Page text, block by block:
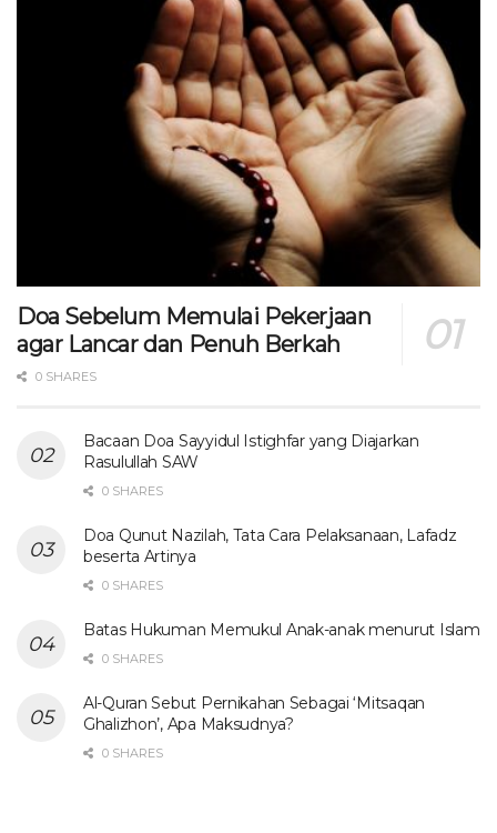
Doa Sebelum Memulai Pekerjaan
agar Lancar dan Penuh Berkah
0 SHARES
Bacaan Doa Sayyidul Istighfar yang Diajarkan
Rasulullah SAW
0 SHARES
Doa Qunut Nazilah, Tata Cara Pelaksanaan, Lafadz
beserta Artinya
0 SHARES
Batas Hukuman Memukul Anak-anak menurut Islam
0 SHARES
Al-Quran Sebut Pernikahan Sebagai ‘Mitsaqan
Ghalizhon’, Apa Maksudnya?
0 SHARES